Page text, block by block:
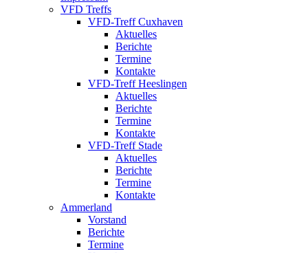
VFD Treffs
VFD-Treff Cuxhaven
Aktuelles
Berichte
Termine
Kontakte
VFD-Treff Heeslingen
Aktuelles
Berichte
Termine
Kontakte
VFD-Treff Stade
Aktuelles
Berichte
Termine
Kontakte
Ammerland
Vorstand
Berichte
Termine